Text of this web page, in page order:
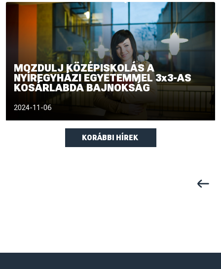
MOZDULJ KÖZÉPISKOLÁS A
NYÍREGYHÁZI EGYETEMMEL 3x3-AS
KOSÁRLABDA BAJNOKSÁG
2024-11-06
KORÁBBI HÍREK
Előző